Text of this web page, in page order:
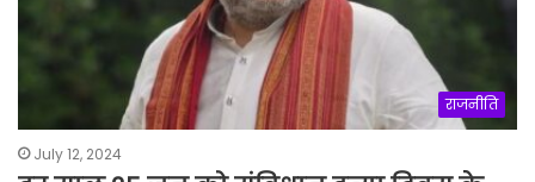
राजनीति
July 12, 2024